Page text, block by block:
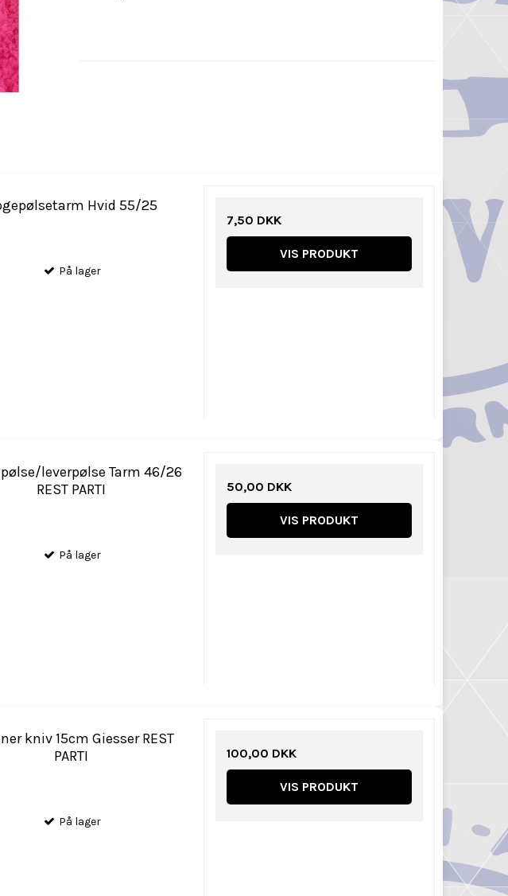
Hvid 55/25
På lager
7,50 DKK
VIS PRODUKT
leverpølse Tarm 46/26
REST PARTI
På lager
50,00 DKK
VIS PRODUKT
kniv 15cm Giesser REST
PARTI
På lager
100,00 DKK
VIS PRODUKT